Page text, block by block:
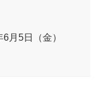
月5日（金）